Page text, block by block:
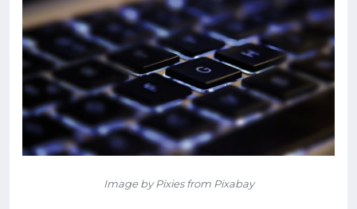
Image by Pixies from Pixabay